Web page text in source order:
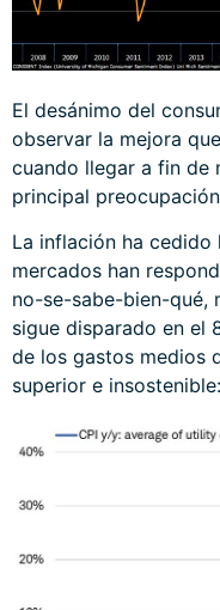
El desánimo del
observar la mejora
cuando llegar a fin de
principal
La inflación ha cedido
mercados han
no-se-sabe-bien-qué,
sigue disparado en el
de los gastos medios
superior e insostenible: